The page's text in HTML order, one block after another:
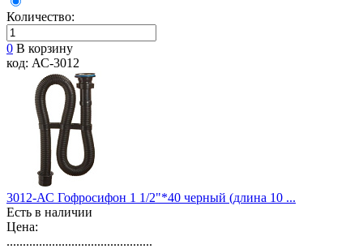
Количество:
0 В корзину
код: АС-3012
3012-АС Гофросифон 1 1/2"*40 черный (длина 10 ...
Есть в наличии
Цена:
.............................................